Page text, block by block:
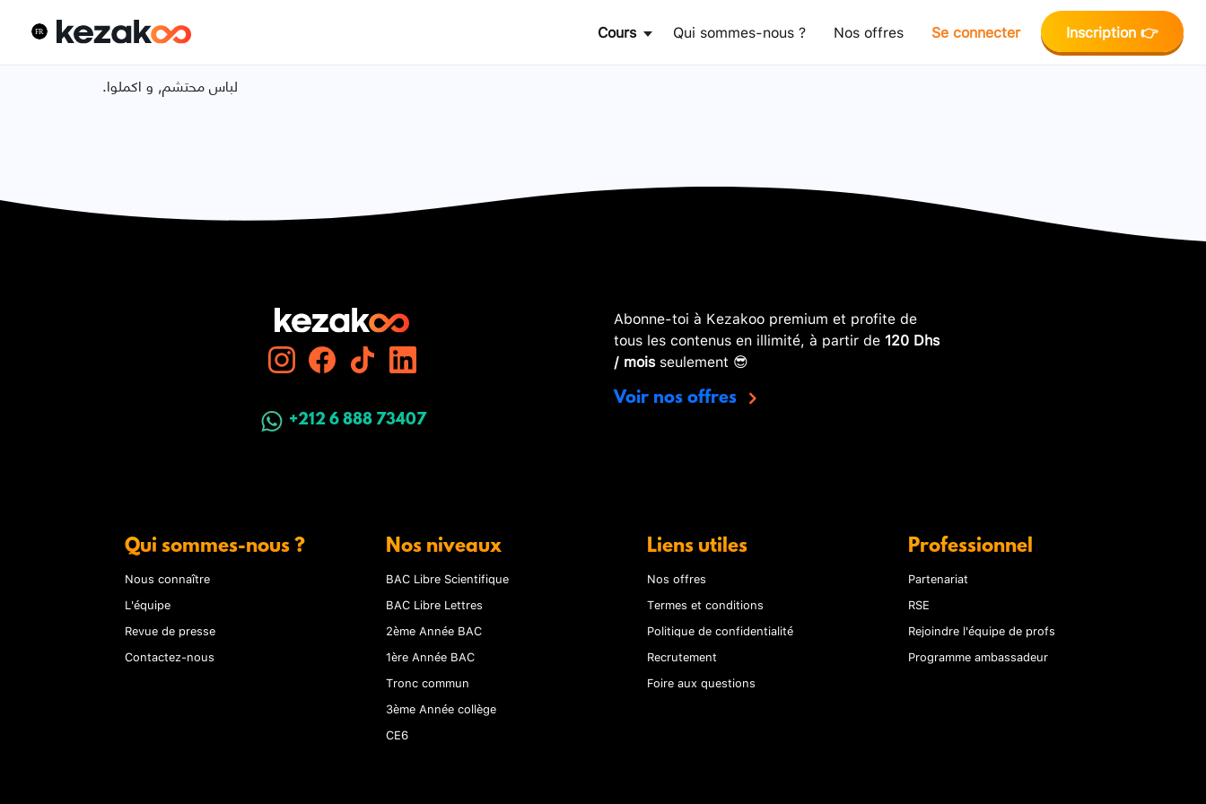
Cours Qui sommes-nous ? Nos offres Se connecter Inscription 👉
.لباس محتشم, و اكملوا
+212 6 888 73407
Abonne-toi à Kezakoo premium et profite de
tous les contenus en illimité, à partir de 120 Dhs
/ moisseulement 😎
Voir nos offres
Qui sommes-nous ?
Nous connaître
L'équipe
Revue de presse
Contactez-nous
Nos niveaux
BAC Libre Scientifique
BAC Libre Lettres
2ème Année BAC
1ère Année BAC
Tronc commun
3ème Année collège
CE6
Liens utiles
Nos offres
Termes et conditions
Politique de confidentialité
Recrutement
Foire aux questions
Professionnel
Partenariat
RSE
Rejoindre l'équipe de profs
Programme ambassadeur